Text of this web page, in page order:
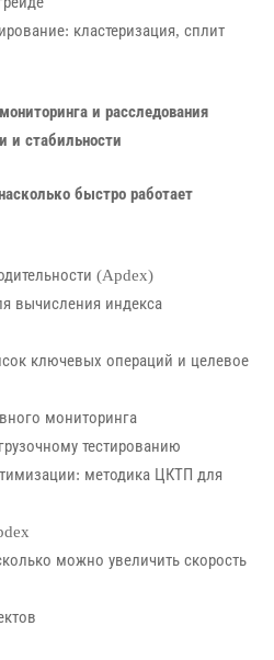
кластеризация, сплит
и расследования
и стабильности
быстро работает
(Apdex)
вычисления индекса
ключевых операций и целевое
мониторинга
тестированию
методика ЦКТП для
можно увеличить скорость